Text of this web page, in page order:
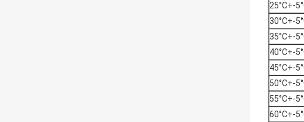
25°C+-
30°C+-
35°C+-
40°C+-
45°C+-
50°C+-
55°C+-
60°C+-